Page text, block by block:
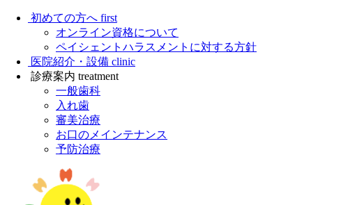
初めての方へ first
オンライン資格について
ペイシェントハラスメントに対する方針
医院紹介・設備 clinic
診療案内 treatment
一般歯科
入れ歯
審美治療
お口のメインテナンス
予防治療